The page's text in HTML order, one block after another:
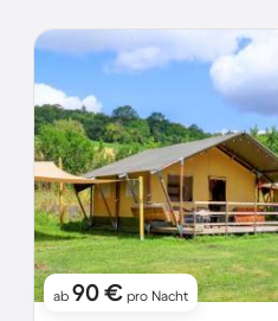
ab 90 € pro Nacht